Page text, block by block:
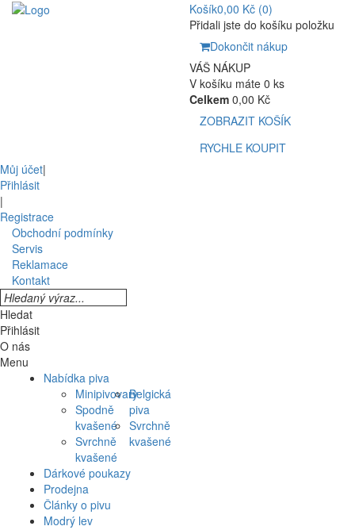
Košík0,00 Kč (0)
Přidali jste do košíku položku
Dokončit nákup
VÁŠ NÁKUP
V košíku máte 0 ks
Celkem 0,00 Kč
ZOBRAZIT KOŠÍK
RYCHLE KOUPIT
Můj účet|
Přihlásit
|
Registrace
Obchodní podmínky
Servis
Reklamace
Kontakt
Hledat
Přihlásit
O nás
Menu
Nabídka piva
Minipivovary
Spodně
kvašené
Svrchně
kvašené
Belgická
piva
Svrchně
kvašené
Dárkové poukazy
Prodejna
Články o pivu
Modrý lev